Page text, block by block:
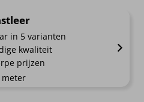
in 5 varianten
kwaliteit
prijzen
meter